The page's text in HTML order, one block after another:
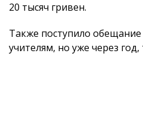
20 тысяч гривен.
Также поступило
учителям, но уже через год,